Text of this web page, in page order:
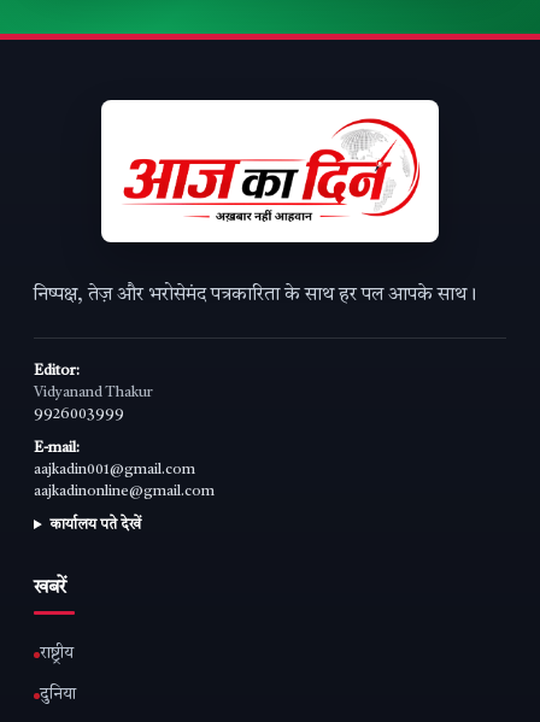
निष्पक्ष, तेज़ और भरोसेमंद पत्रकारिता के साथ हर पल आपके साथ।
Editor:
Vidyanand Thakur
9926003999
E-mail:
aajkadin001@gmail.com
aajkadinonline@gmail.com
कार्यालय पते देखें
खबरें
राष्ट्रीय
दुनिया